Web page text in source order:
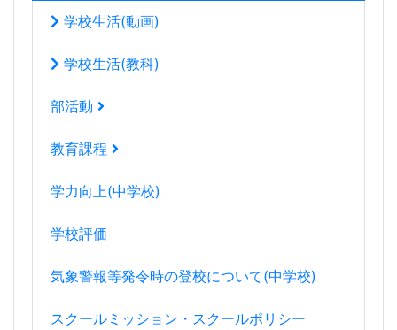
学校生活(動画)
学校生活(教科)
部活動
教育課程
学力向上(中学校)
学校評価
気象警報等発令時の登校について(中学校)
スクールミッション・スクールポリシー